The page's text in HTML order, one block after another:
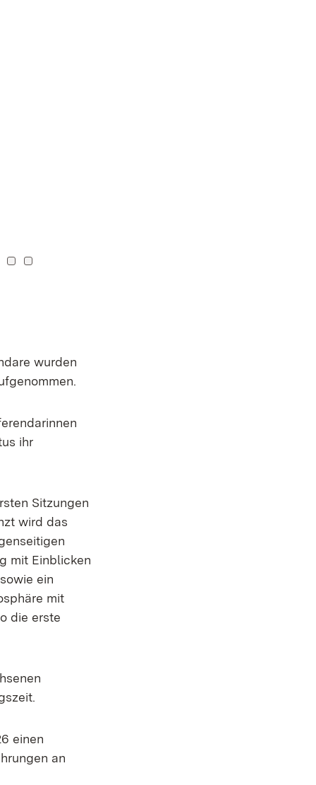
1819
Kachel: 20
Zu Kachel: 21
Zu Kachel: 22
wurden
ihr
Sitzungen
wird das
mit Einblicken
ein
mit
die erste
einen
an